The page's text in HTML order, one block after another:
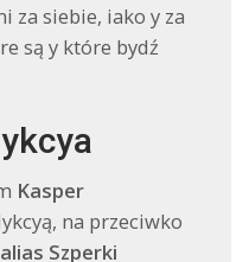
za siebie, iako y za
są y które bydź
Kasper
na przeciwko
Szperki